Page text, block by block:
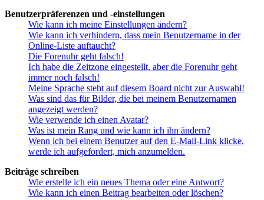
Benutzerpräferenzen und -einstellungen
Wie kann ich meine Einstellungen ändern?
Wie kann ich verhindern, dass mein Benutzername in der
Online-Liste auftaucht?
Die Forenuhr geht falsch!
Ich habe die Zeitzone eingestellt, aber die Forenuhr geht
immer noch falsch!
Meine Sprache steht auf diesem Board nicht zur Auswahl!
Was sind das für Bilder, die bei meinem Benutzernamen
angezeigt werden?
Wie verwende ich einen Avatar?
Was ist mein Rang und wie kann ich ihn ändern?
Wenn ich bei einem Benutzer auf den E-Mail-Link klicke,
werde ich aufgefordert, mich anzumelden.
Beiträge schreiben
Wie erstelle ich ein neues Thema oder eine Antwort?
Wie kann ich einen Beitrag bearbeiten oder löschen?